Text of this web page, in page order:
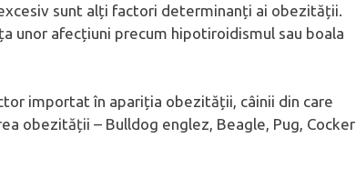
sunt alți factori determinanți ai obezității.
unor afecțiuni precum hipotiroidismul sau boala
importat în apariția obezității, câinii din care
obezității – Bulldog englez, Beagle, Pug, Cocker